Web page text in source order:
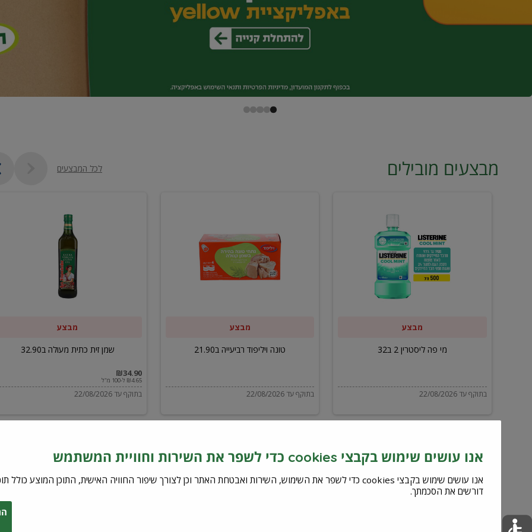
מבצעים מובילים לכל המבצעים
ליסטרין
מבצע
מי פה ליסטרין 2 ב32
בתוקף עד 22/08/2026
ויליפוד
רביעייה
מבצע
טונה ויליפוד רביעייה ב21.90
בתוקף עד 22/08/2026
מבצע
שמן זית כתית מעולה ב32.90
₪34.90
₪4.65 ל-100 מ"ל
בתוקף עד 22/08/2026
אנו עושים שימוש בקבצי cookies כדי לשפר את השירות וחוויית המשתמש
דורשים את הסכמתך.